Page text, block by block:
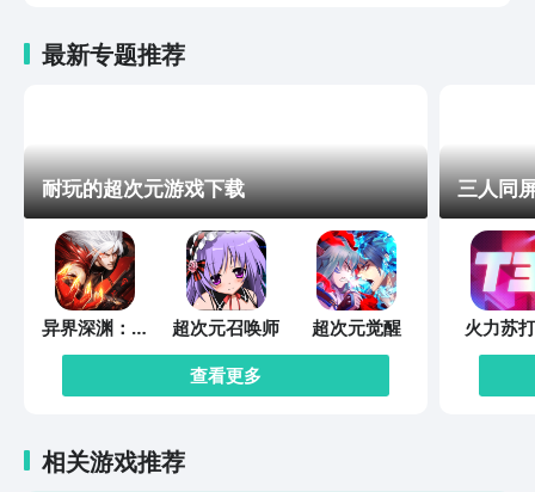
最新专题推荐
耐玩的超次元游戏下载
异界深渊：觉
醒
超次元召唤师
超次元觉醒
查看更多
三人同
火力苏
相关游戏推荐